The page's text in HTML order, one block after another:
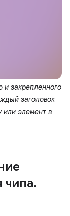
и закрепленного
заголовок
или элемент в
чипа.